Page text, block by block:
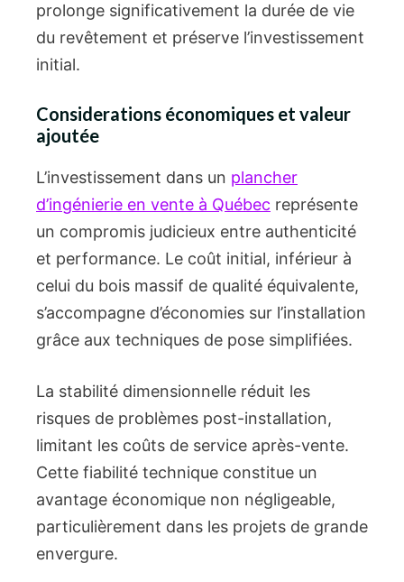
prolonge significativement la durée de vie
du revêtement et préserve l’investissement
initial.
Considerations économiques et valeur
ajoutée
L’investissement dans un plancher
d’ingénierie en vente à Québec représente
un compromis judicieux entre authenticité
et performance. Le coût initial, inférieur à
celui du bois massif de qualité équivalente,
s’accompagne d’économies sur l’installation
grâce aux techniques de pose simplifiées.
La stabilité dimensionnelle réduit les
risques de problèmes post-installation,
limitant les coûts de service après-vente.
Cette fiabilité technique constitue un
avantage économique non négligeable,
particulièrement dans les projets de grande
envergure.